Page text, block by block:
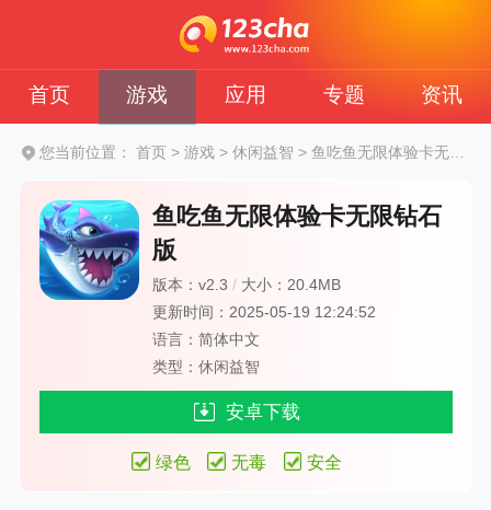
首页 游戏 应用 专题 资讯
您当前位置： 首页 > 游戏 > 休闲益智 >鱼吃鱼无限体验卡无限钻石版
鱼吃鱼无限体验卡无限钻石
版
版本：v2.3/ 大小：20.4MB
更新时间：2025-05-19 12:24:52
语言：简体中文
类型：休闲益智
安卓下载
绿色 无毒 安全